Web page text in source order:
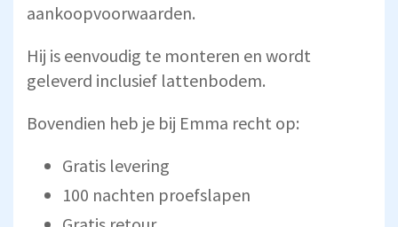
aankoopvoorwaarden.
Hij is eenvoudig te monteren en wordt
geleverd inclusief lattenbodem.
Bovendien heb je bij Emma recht op:
Gratis levering
100 nachten proefslapen